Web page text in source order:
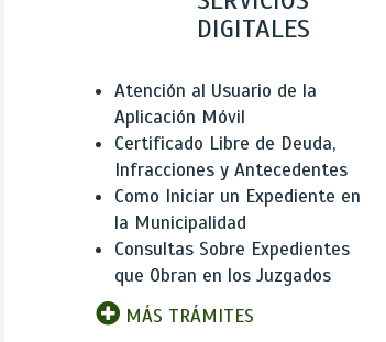
DIGITALES
Atención al Usuario de la
Aplicación Móvil
Certificado Libre de Deuda,
Infracciones y Antecedentes
Como Iniciar un Expediente en
la Municipalidad
Consultas Sobre Expedientes
que Obran en los Juzgados
MÁS TRÁMITES